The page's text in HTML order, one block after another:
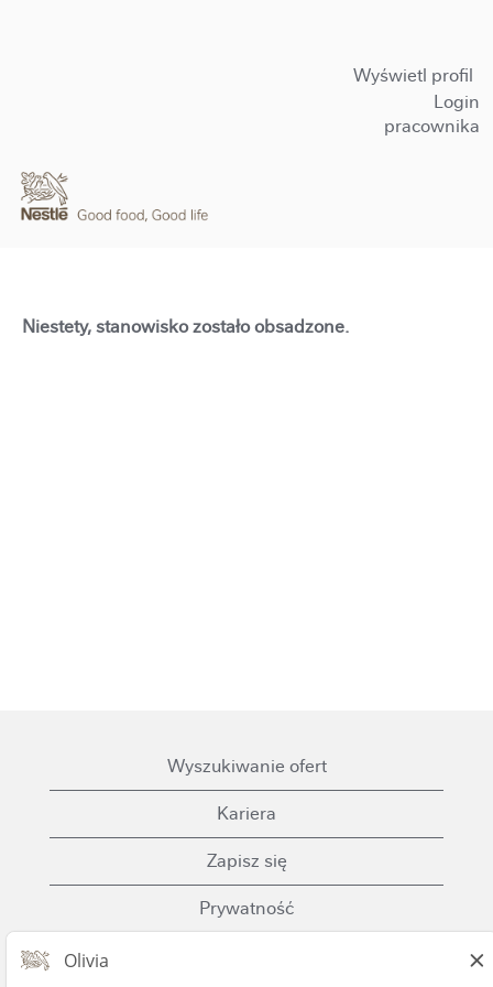
Wyświetl profil
Login
pracownika
Niestety, stanowisko zostało obsadzone.
Wyszukiwanie ofert
Kariera
Zapisz się
Prywatność